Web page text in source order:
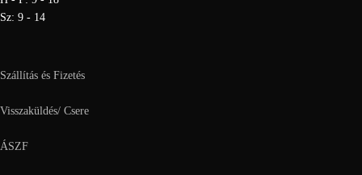
Sz: 9 - 14
Szállítás és Fizetés
Visszaküldés/ Csere
ÁSZF